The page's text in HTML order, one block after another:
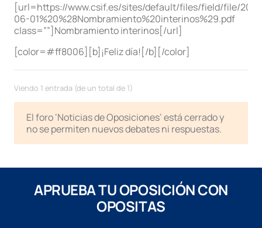
[url=https://www.csif.es/sites/default/files/field/file/
06-01%20%28Nombramiento%20interinos%29.pdf
class=””]Nombramiento interinos[/url]
[color=#ff8006][b]¡Feliz día![/b][/color]
Viendo 1 entrada (de un total de 1)
El foro ‘Noticias de Oposiciones’ está cerrado y
no se permiten nuevos debates ni respuestas.
APRUEBA TU OPOSICIÓN CON
OPOSITAS